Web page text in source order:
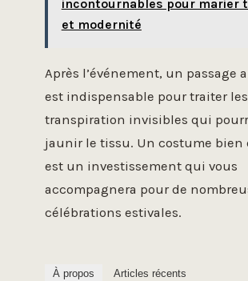
incontournables pour marier
et modernité
Après l’événement, un passage
est indispensable pour traiter
transpiration invisibles qui
jaunir le tissu. Un costume bien
est un investissement qui vous
accompagnera pour de
célébrations estivales.
À propos Articles récents